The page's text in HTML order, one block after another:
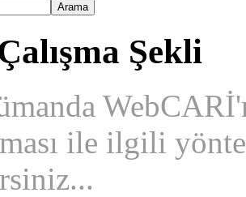
Şekli
ile ilgili